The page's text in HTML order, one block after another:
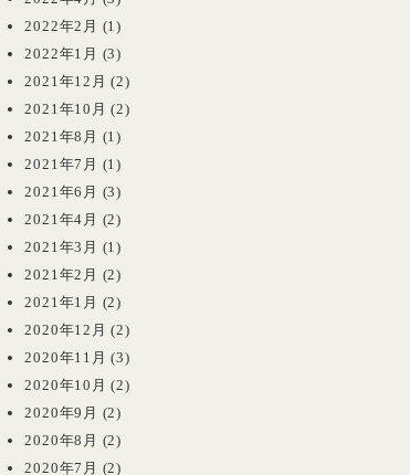
2022年2月 (1)
2022年1月 (3)
2021年12月 (2)
2021年10月 (2)
2021年8月 (1)
2021年7月 (1)
2021年6月 (3)
2021年4月 (2)
2021年3月 (1)
2021年2月 (2)
2021年1月 (2)
2020年12月 (2)
2020年11月 (3)
2020年10月 (2)
2020年9月 (2)
2020年8月 (2)
2020年7月 (2)